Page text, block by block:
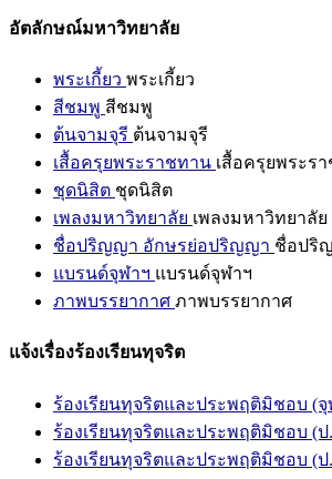
อัตลักษณ์มหาวิทยาลัย
พระเกี้ยว พระเกี้ยว
สีชมพู สีชมพู
ต้นจามจุรี ต้นจามจุรี
เสื้อครุยพระราชทาน เสื้อครุยพระร
ชุดนิสิต ชุดนิสิต
เพลงมหาวิทยาลัย เพลงมหาวิทยาลัย
ชื่อปริญญา อักษรย่อปริญญา ชื่อปริ
แบรนด์จุฬาฯ แบรนด์จุฬาฯ
ภาพบรรยากาศ ภาพบรรยากาศ
แจ้งเรื่องร้องเรียนทุจริต
ร้องเรียนทุจริตและประพฤติมิชอบ (จุ
ร้องเรียนทุจริตและประพฤติมิชอบ (ป
ร้องเรียนทุจริตและประพฤติมิชอบ (ป